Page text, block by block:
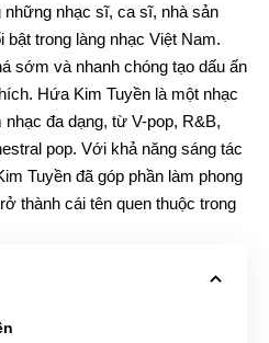
nhạc sĩ, ca sĩ, nhà sản
bật trong làng nhạc Việt Nam.
sớm và nhanh chóng tạo dấu ấn
Hứa Kim Tuyền là một nhạc
đa dạng, từ V-pop, R&B,
pop. Với khả năng sáng tác
Tuyền đã góp phần làm phong
thành cái tên quen thuộc trong